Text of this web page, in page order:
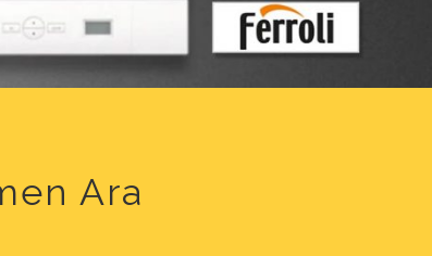
Ara